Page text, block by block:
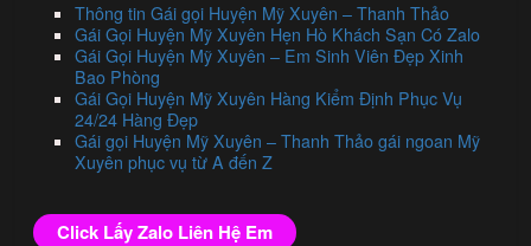
Thông tin Gái gọi Huyện Mỹ Xuyên – Thanh Thảo
Gái Gọi Huyện Mỹ Xuyên Hẹn Hò Khách Sạn Có Zalo
Gái Gọi Huyện Mỹ Xuyên – Em Sinh Viên Đẹp Xinh
Bao Phòng
Gái Gọi Huyện Mỹ Xuyên Hàng Kiểm Định Phục Vụ
24/24 Hàng Đẹp
Gái gọi Huyện Mỹ Xuyên – Thanh Thảo gái ngoan Mỹ
Xuyên phục vụ từ A đến Z
Click Lấy Zalo Liên Hệ Em